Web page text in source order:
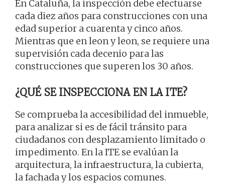
En Cataluña, la inspección debe efectuarse
cada diez años para construcciones con una
edad superior a cuarenta y cinco años.
Mientras que en leon y leon, se requiere una
supervisión cada decenio para las
construcciones que superen los 30 años.
¿QUÉ SE INSPECCIONA EN LA ITE?
Se comprueba la accesibilidad del inmueble,
para analizar si es de fácil tránsito para
ciudadanos con desplazamiento limitado o
impedimento. En la ITE se evalúan la
arquitectura, la infraestructura, la cubierta,
la fachada y los espacios comunes.